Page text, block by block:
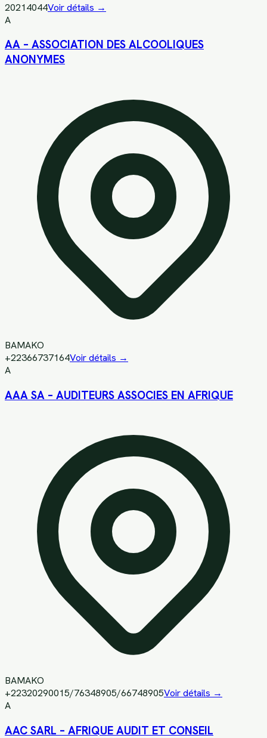
20214044Voir détails →
A
AA – ASSOCIATION DES ALCOOLIQUES
ANONYMES
BAMAKO
+22366737164Voir détails →
A
AAA SA – AUDITEURS ASSOCIES EN AFRIQUE
BAMAKO
+22320290015/76348905/66748905Voir détails →
A
AAC SARL – AFRIQUE AUDIT ET CONSEIL